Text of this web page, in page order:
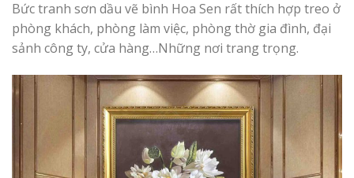
Bức tranh sơn dầu vẽ bình Hoa Sen rất thích hợp treo ở
phòng khách, phòng làm việc, phòng thờ gia đình, đại
sảnh công ty, cửa hàng…Những nơi trang trọng.